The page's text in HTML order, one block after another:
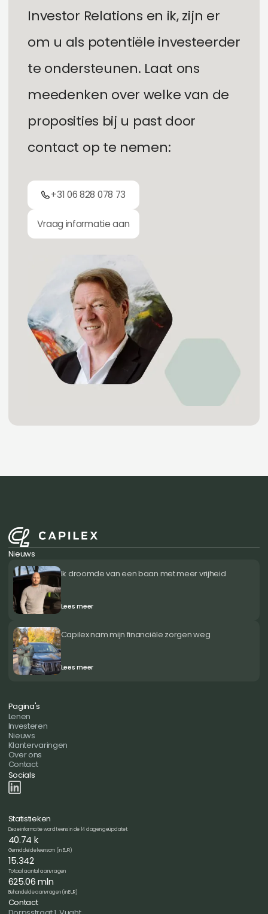
Investor Relations en ik, zijn er
om u als potentiële investeerder
te ondersteunen. Laat ons
meedenken over welkevan de
proposities bij u past door
contact op te nemen:
+31 06 828 078 73
Vraag informatie aan
Nieuws
Ik droomde van een baan met meer vrijheid
Lees meer
Capilex nam mijn financiële zorgen weg
Lees meer
Pagina's
Lenen
Investeren
Nieuws
Klantervaringen
Over ons
Contact
Socials
Statistieken
Deze informatie wordt eens in de 14 dagen geüpdatet.
40.74 k
Gemiddelde leensom (in EUR)
15.342
Totaal aantal aanvragen
625.06 mln
Behandelde aanvragen (in EUR)
Contact